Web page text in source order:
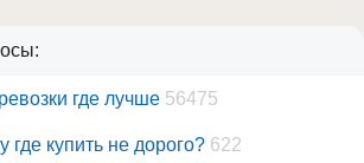
где лучше 56475
где купить не дорого? 622